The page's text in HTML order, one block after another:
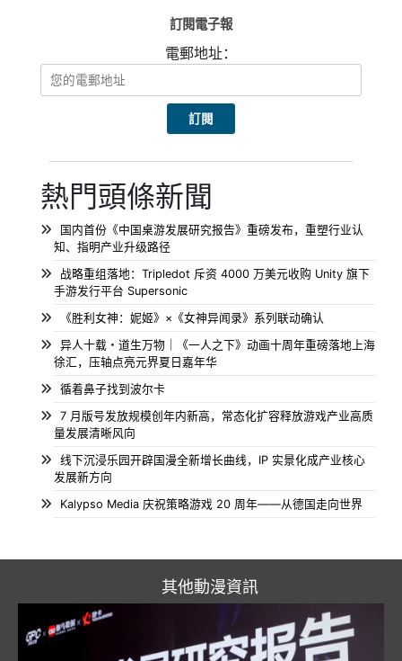
訂閱電子報
電郵地址：
熱門頭條新聞
国内首份《中国桌游发展研究报告》重磅发布，重塑行业认
知、指明产业升级路径
战略重组落地：Tripledot 斥资 4000 万美元收购 Unity 旗下
手游发行平台 Supersonic
《胜利女神：妮姬》×《女神异闻录》系列联动确认
异人十载・道生万物｜《一人之下》动画十周年重磅落地上海
徐汇，压轴点亮元界夏日嘉年华
循着鼻子找到波尔卡
7 月版号发放规模创年内新高，常态化扩容释放游戏产业高质
量发展清晰风向
线下沉浸乐园开辟国漫全新增长曲线，IP 实景化成产业核心
发展新方向
Kalypso Media 庆祝策略游戏 20 周年——从德国走向世界
其他動漫資訊